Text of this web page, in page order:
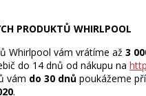
PRODUKTŮ WHIRLPOOL
Whirlpool vám vrátíme až 3
do 14 dnů od nákupu na
vám do 30 dnů poukážeme
.